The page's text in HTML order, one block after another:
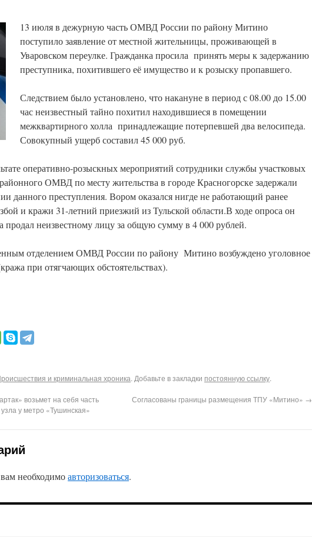
13 июля в дежурную часть ОМВД России по району Митино
поступило заявление от местной жительницы, проживающей в
Уваровском переулке. Гражданка просила принять меры к задержанию
преступника, похитившего её имущество и к розыску пропавшего.
Следствием было установлено, что накануне в период с 08.00 до 15.00
час неизвестный тайно похитил находившиеся в помещении
межквартирного холла принадлежащие потерпевшей два велосипеда.
Совокупный ущерб составил 45 000 руб.
оперативно-розыскных мероприятий сотрудники службы участковых
ОМВД по месту жительства в городе Красногорске задержали
данного преступления. Вором оказался нигде не работающий ранее
и кражи 31-летний приезжий из Тульской области.В ходе опроса он
продал неизвестному лицу за общую сумму в 4 000 рублей.
отделением ОМВД России по району Митино возбуждено уголовное
при отягчающих обстоятельствах).
и криминальная хроника. Добавьте в закладки постоянную ссылку.
возьмет на себя часть
у метро «Тушинская»
Согласованы границы размещения ТПУ «Митино» →
необходимоавторизоваться.